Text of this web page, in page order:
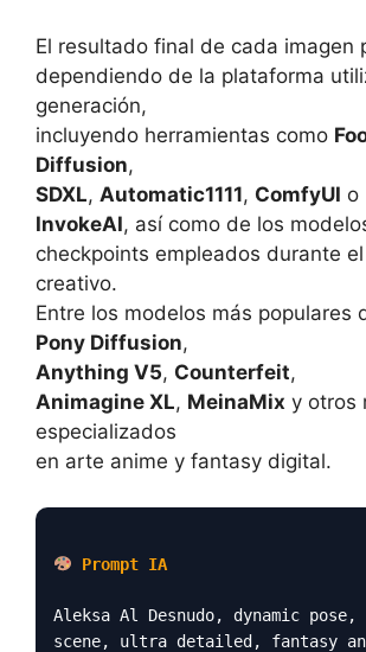
El resultado final de cada imagen
dependiendo de la plataforma
generación,
incluyendo herramientas como
Diffusion,
SDXL, Automatic1111, ComfyUI o
InvokeAI, así como de los
checkpoints empleados durante
creativo.
Entre los modelos más populares
Pony Diffusion,
Anything V5, Counterfeit,
Animagine XL, MeinaMix y otros
especializados
en arte anime y fantasy digital.
Prompt IA
Aleksa Al Desnudo, dynamic
scene, ultra detailed, fantasy